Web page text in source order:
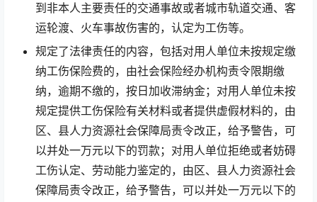
到非本人主要责任的交通事故或者城市轨道交通、客
运轮渡、火车事故伤害的，认定为工伤等。
规定了法律责任的内容，包括对用人单位未按规定缴
纳工伤保险费的，由社会保险经办机构责令限期缴
纳，逾期不缴的，按日加收滞纳金；对用人单位未按
规定提供工伤保险有关材料或者提供虚假材料的，由
区、县人力资源社会保障局责令改正，给予警告，可
以并处一万元以下的罚款；对用人单位拒绝或者妨碍
工伤认定、劳动能力鉴定的，由区、县人力资源社会
保障局责令改正，给予警告，可以并处一万元以下的